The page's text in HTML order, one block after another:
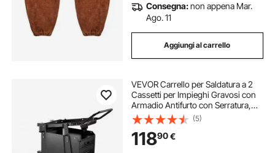
Consegna:non appena Mar.
Ago. 11
Aggiungi al carrello
VEVOR Carrello per Saldatura a 2
Cassetti per Impieghi Gravosi con
Armadio Antifurto con Serratura,
Carrello per Saldatrice, Capacità
Peso Statico 158,75 kg Ruote
Girevoli 360° per Saldatrice MIG
TIG
(5)
11890€